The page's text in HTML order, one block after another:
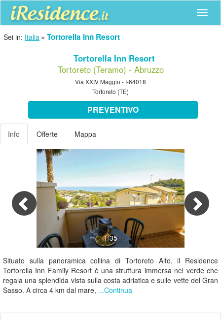
Sei in: Italia Tortorella Inn Resort
Tortorella Inn Resort
Tortoreto (Teramo) - Abruzzo
Via XXIV Maggio - I-64018
Tortoreto (TE)
PREVENTIVO
Info Offerte Mappa
1/35
Previous
Situato sulla panoramica collina di Tortoreto Alto, il Residence
Tortorella Inn Family Resort è una struttura immersa nel verde che
regala una splendida vista sulla costa adriatica e sulle vette del Gran
Sasso. A circa 4 km dal mare, ...Continua